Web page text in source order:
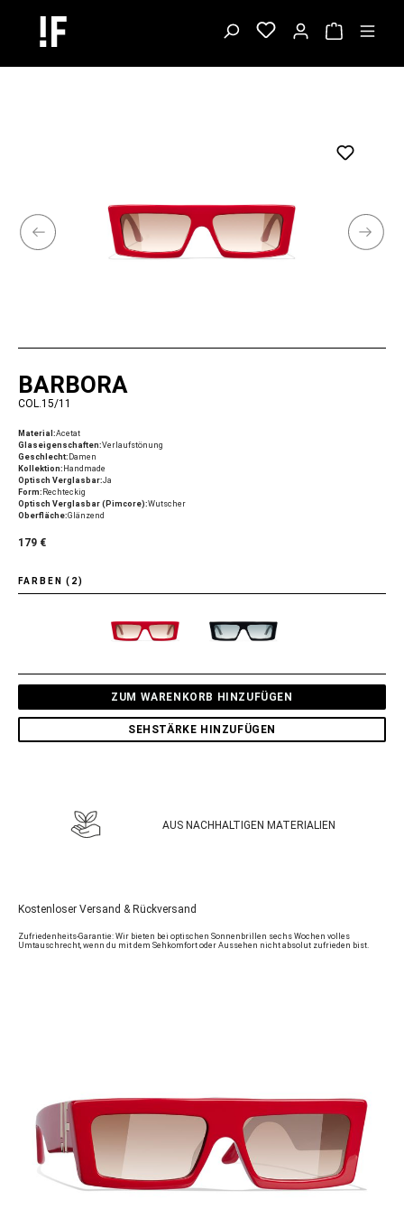
BARBORA
COL.15/11
Material:Acetat
Glaseigenschaften:Verlaufstönung
Geschlecht: Damen
Kollektion: Handmade
Optisch Verglasbar:Ja
Form: Rechteckig
Optisch Verglasbar (Pimcore):Wutscher
Oberfläche:Glänzend
179 €
FARBEN (2)
ZUM WARENKORB HINZUFÜGEN
SEHSTÄRKE HINZUFÜGEN
AUS NACHHALTIGEN MATERIALIEN
Kostenloser Versand & Rückversand
Zufriedenheits-Garantie: Wir bieten bei optischen Sonnenbrillen sechs Wochen volles
Umtauschrecht, wenn du mit dem Sehkomfort oder Aussehen nicht absolut zufrieden bist.